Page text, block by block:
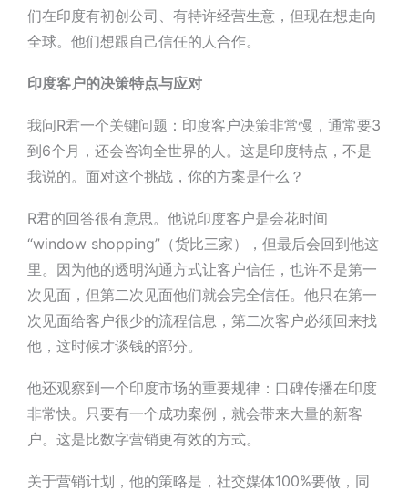
们在印度有初创公司、有特许经营生意，但现在想走向
全球。 他们想跟自己信任的人合作。
印度客户的决策特点与应对
我问R君一个关键问题： 印度客户决策非常慢 ，通常要3
到6个月，还会咨询全世界的人。这是印度特点，不是
我说的。面对这个挑战，你的方案是什么？
R君的回答很有意思。他说印度客户是会花时间
“window shopping”（货比三家），但最后会回到他这
里。因为他的透明沟通方式让客户信任， 也许不是第一
次见面，但第二次见面他们就会完全信任。他只在第一
次见面给客户很少的流程信息，第二次客户必须回来找
他，这时候才谈钱的部分。
他还观察到一个印度市场的重要规律： 口碑传播在印度
非常快。只要有一个成功案例，就会带来大量的新客
户。这是比数字营销更有效的方式。
关于营销计划，他的策略是，社交媒体100%要做，同